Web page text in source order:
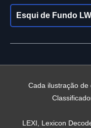
Esqui de Fundo
Cada ilustração de
LEXI, Lexicon